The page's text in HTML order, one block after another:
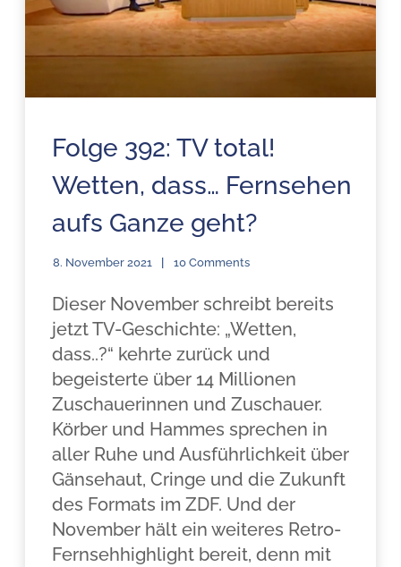
Folge 392: TV total!
Wetten, dass… Fernsehen
aufs Ganze geht?
8. November 2021 10 Comments
Dieser November schreibt bereits
jetzt TV-Geschichte: „Wetten,
dass..?“ kehrte zurück und
begeisterte über 14 Millionen
Zuschauerinnen und Zuschauer.
Körber und Hammes sprechen in
aller Ruhe und Ausführlichkeit über
Gänsehaut, Cringe und die Zukunft
des Formats im ZDF. Und der
November hält ein weiteres Retro-
Fernsehhighlight bereit, denn mit